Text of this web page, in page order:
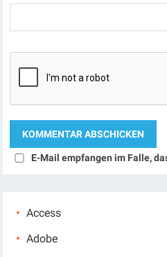
E-Mail empfangen im Falle,
Access
Adobe